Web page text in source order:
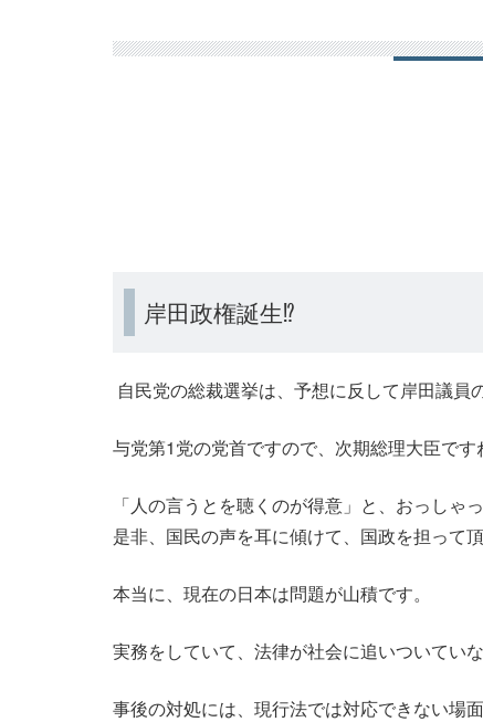
岸田政権誕生⁉
自民党の総裁選挙は、予想に反して岸田議員
与党第1党の党首ですので、次期総理大臣です
「人の言うとを聴くのが得意」と、おっしゃ
是非、国民の声を耳に傾けて、国政を担って
本当に、現在の日本は問題が山積です。
実務をしていて、法律が社会に追いついてい
事後の対処には、現行法では対応できない場面